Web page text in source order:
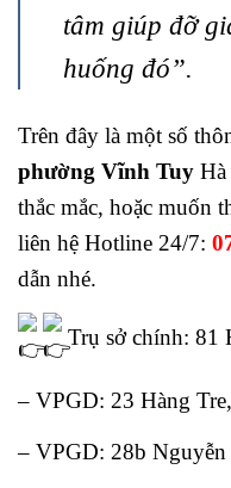
tâm giúp đỡ
huống đó”.
Trên đây là một số
phường Vĩnh Tuy
thắc mắc, hoặc muốn
liên hệ Hotline 24/7:
dẫn nhé.
Trụ sở chính: 81
– VPGD: 23 Hàng
– VPGD: 28b Nguyễn